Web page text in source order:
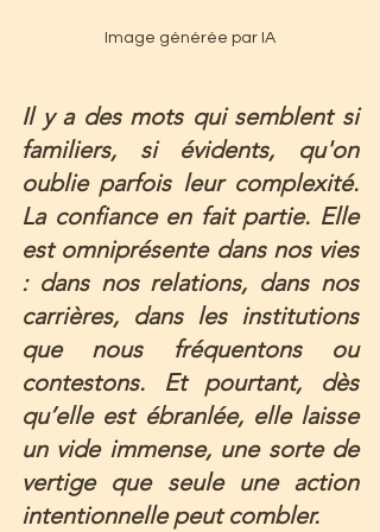
Image générée par IA
Il y a des mots qui semblent si
familiers, si évidents, qu'on
oublie parfois leur complexité.
La confiance en fait partie. Elle
est omniprésente dans nos vies
: dans nos relations, dans nos
carrières, dans les institutions
que nous fréquentons ou
contestons. Et pourtant, dès
qu’elle est ébranlée, elle laisse
un vide immense, une sorte de
vertige que seule une action
intentionnelle peut combler.